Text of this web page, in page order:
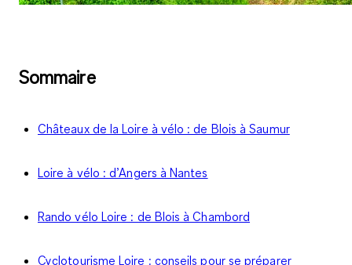
Sommaire
Châteaux de la Loire à vélo : de Blois à Saumur
Loire à vélo : d’Angers à Nantes
Rando vélo Loire : de Blois à Chambord
Cyclotourisme Loire : conseils pour se préparer